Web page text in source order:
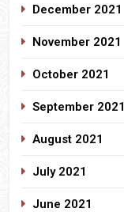
December 2021
November 2021
October 2021
September 2021
August 2021
July 2021
June 2021